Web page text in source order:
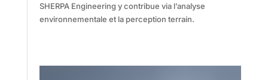
SHERPA Engineering y contribue via l’analyse
environnementale et la perception terrain.